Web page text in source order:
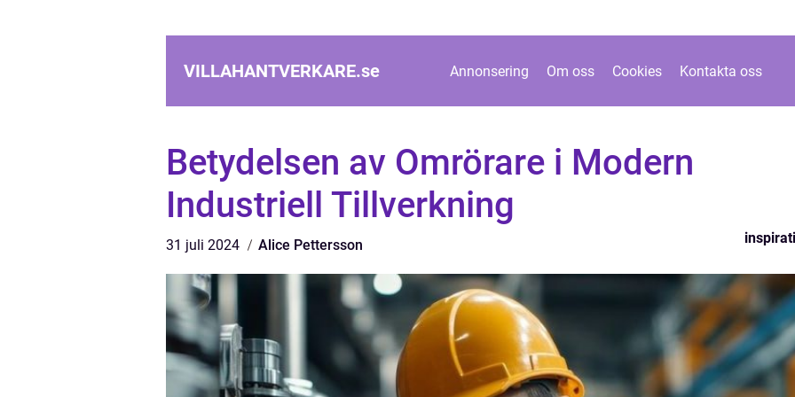
VILLAHANTVERKARE.se Annonsering Om oss Cookies Kontakta oss
Betydelsen av Omrörare i Modern
Industriell Tillverkning
31 juli 2024 Alice Pettersson